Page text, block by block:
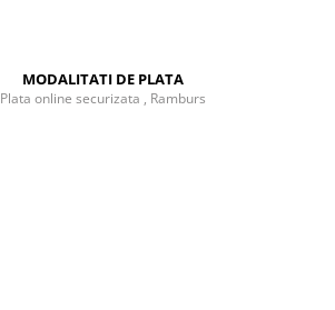
MODALITATI DE PLATA
Plata online securizata , Ramburs